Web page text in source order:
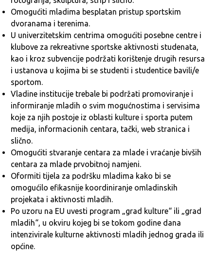
Omogućiti mladima besplatan pristup sportskim
dvoranama i terenima.
U univerzitetskim centrima omogućiti posebne centre i
klubove za rekreativne sportske aktivnosti studenata,
kao i kroz subvencije podržati korištenje drugih resursa
i ustanova u kojima bi se studenti i studentice bavili/e
sportom.
Vladine institucije trebale bi podržati promoviranje i
informiranje mladih o svim mogućnostima i servisima
koje za njih postoje iz oblasti kulture i sporta putem
medija, informacionih centara, tački, web stranica i
slično.
Omogućiti stvaranje centara za mlade i vraćanje bivših
centara za mlade prvobitnoj namjeni.
Oformiti tijela za podršku mladima kako bi se
omogućilo efikasnije koordiniranje omladinskih
projekata i aktivnosti mladih.
Po uzoru na EU uvesti program „grad kulture“ ili „grad
mladih“, u okviru kojeg bi se tokom godine dana
intenzivirale kulturne aktivnosti mladih jednog grada ili
općine.